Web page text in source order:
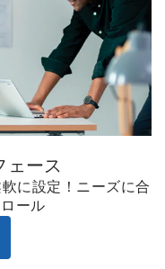
ース
に設定！ニーズに合
ール